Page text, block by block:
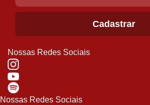
Nossas Redes Sociais
Nossas Redes Sociais